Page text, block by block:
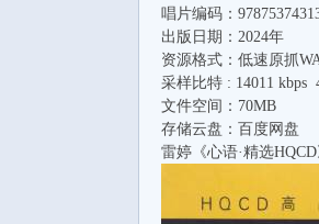
唱片编码：
出版日期：2024年
资源格式：低速原抓
采样比特 : 14011 kbps
文件空间：70MB
存储云盘：百度网盘
雷婷《心语·精选